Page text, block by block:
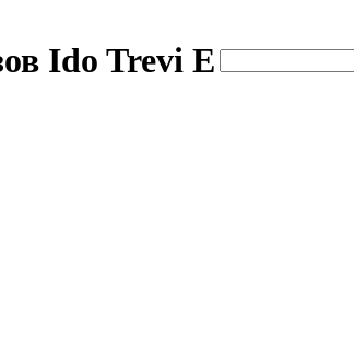
Ido Trevi E